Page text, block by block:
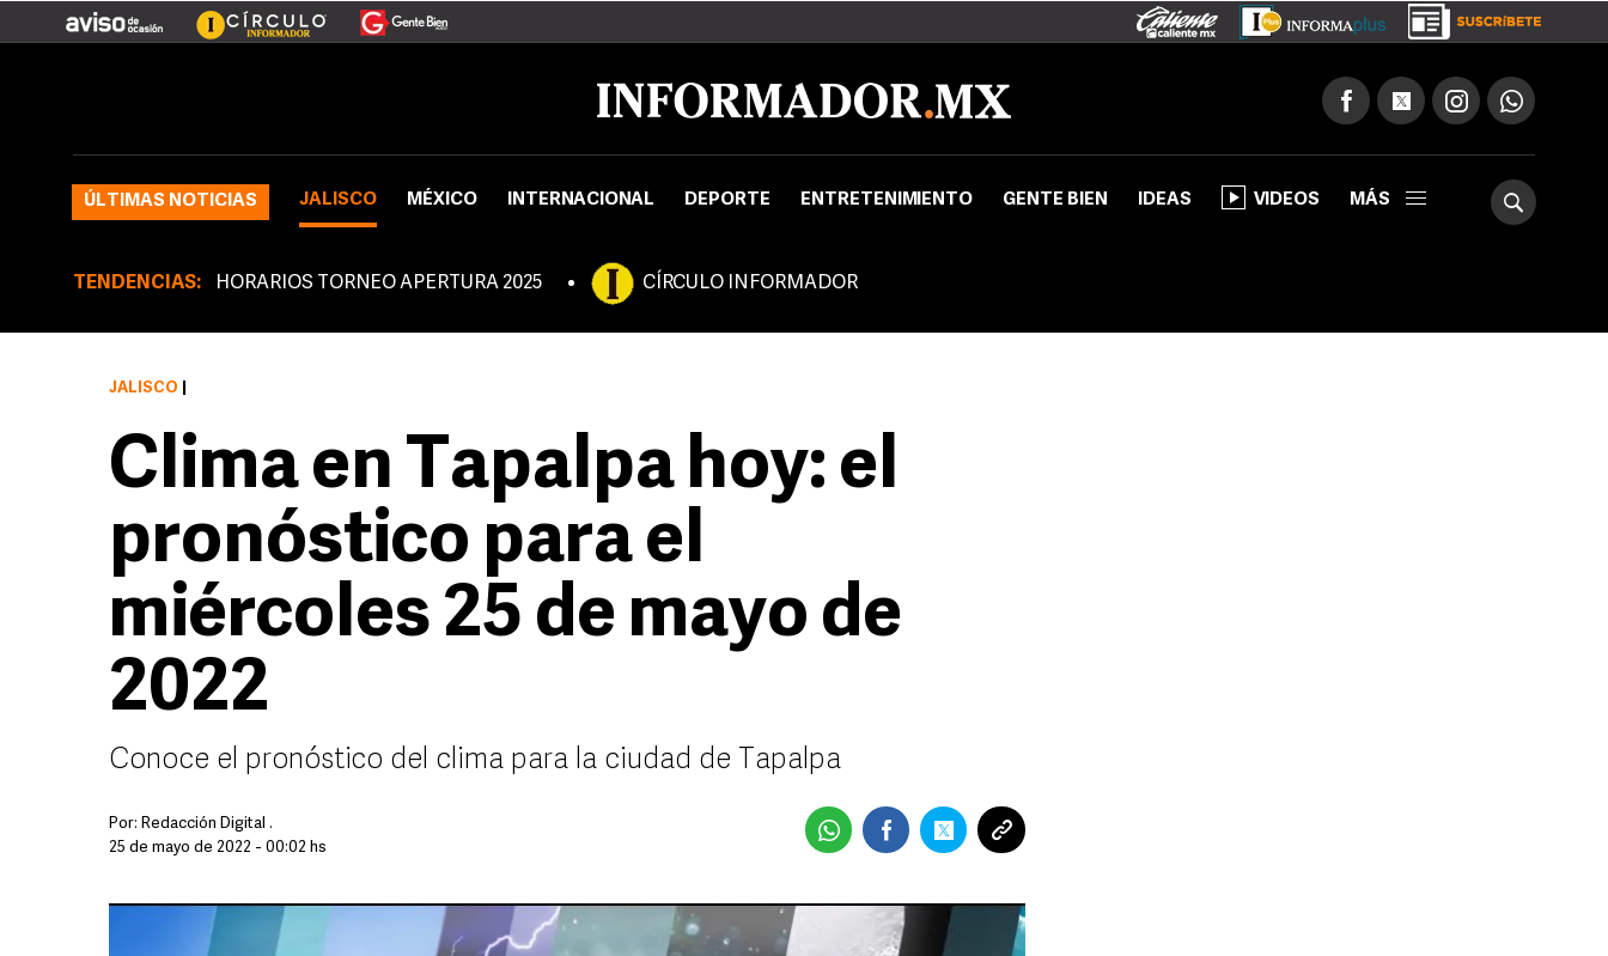
ÚLTIMAS NOTICIAS JALISCO MÉXICO INTERNACIONAL DEPORTE ENTRETENIMIENTO GENTE BIEN IDEAS VIDEOS MÁS
TENDENCIAS: HORARIOS TORNEO APERTURA 2025 CÍRCULO INFORMADOR
JALISCO
Clima en Tapalpa hoy: el
pronóstico para el
miércoles 25 de mayo de
2022
Conoce el pronóstico del clima para la ciudad de Tapalpa
Por: Redacción Digital .
25 de mayo de 2022 - 00:02 hs